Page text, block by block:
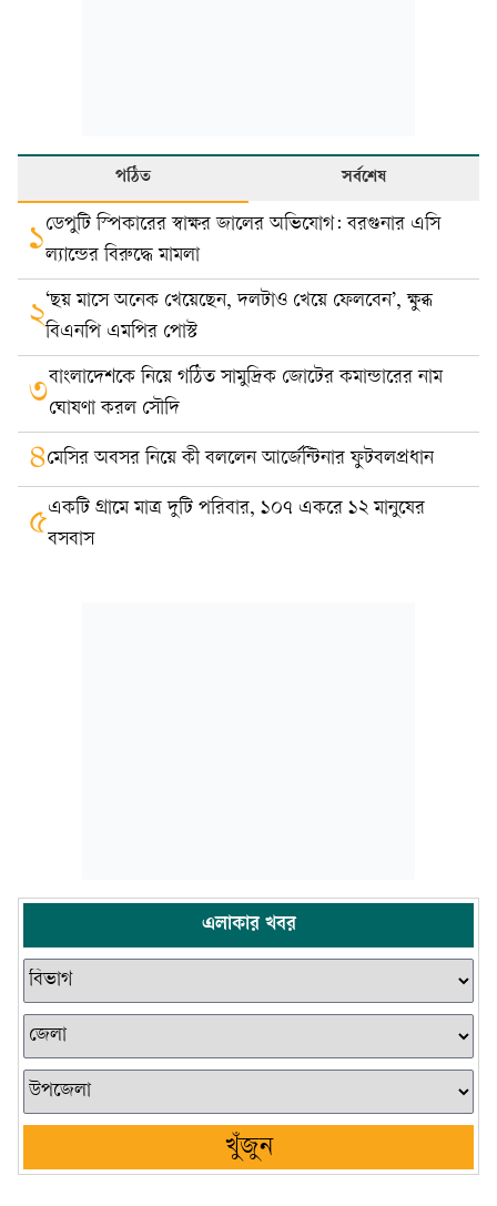
পঠিত সর্বশেষ
১ডেপুটি স্পিকারের স্বাক্ষর জালের অভিযোগ: বরগুনার এসি
ল্যান্ডের বিরুদ্ধে মামলা
২‘ছয় মাসে অনেক খেয়েছেন, দলটাও খেয়ে ফেলবেন’, ক্ষুব্ধ
বিএনপি এমপির পোস্ট
৩বাংলাদেশকে নিয়ে গঠিত সামুদ্রিক জোটের কমান্ডারের নাম
ঘোষণা করল সৌদি
৪মেসির অবসর নিয়ে কী বললেন আর্জেন্টিনার ফুটবলপ্রধান
৫একটি গ্রামে মাত্র দুটি পরিবার, ১০৭ একরে ১২ মানুষের
বসবাস
এলাকার খবর
খুঁজুন